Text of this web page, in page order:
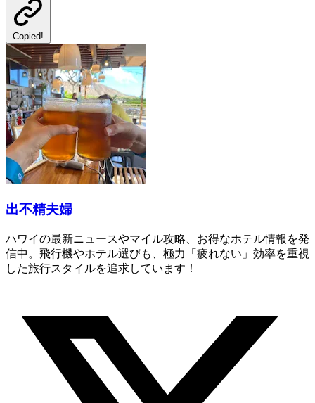
Copied!
出不精夫婦
ハワイの最新ニュースやマイル攻略、お得なホテル情報を発
信中。飛行機やホテル選びも、極力「疲れない」効率を重視
した旅行スタイルを追求しています！